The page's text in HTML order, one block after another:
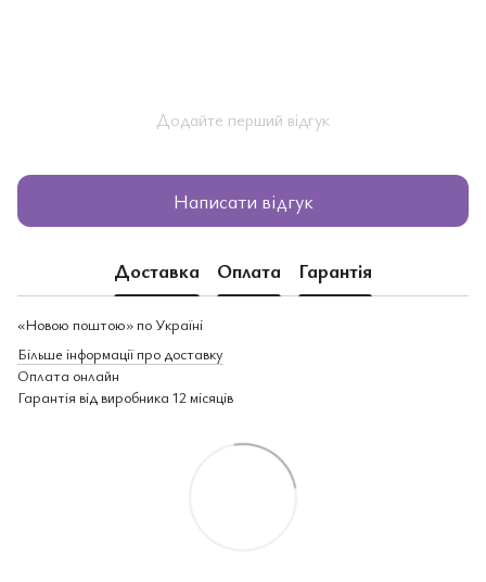
Додайте перший відгук
Написати відгук
Доставка Оплата Гарантія
«Новою поштою» по Україні
Більше інформації про доставку
Оплата онлайн
Гарантія від виробника 12 місяців